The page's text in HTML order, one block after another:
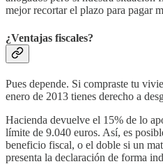
mejor recortar el plazo para pagar
¿Ventajas fiscales?
Pues depende. Si compraste tu
enero de 2013 tienes derecho a
Hacienda devuelve el 15% de lo
límite de 9.040 euros. Así, es
beneficio fiscal, o el doble si un
presenta la declaración de forma